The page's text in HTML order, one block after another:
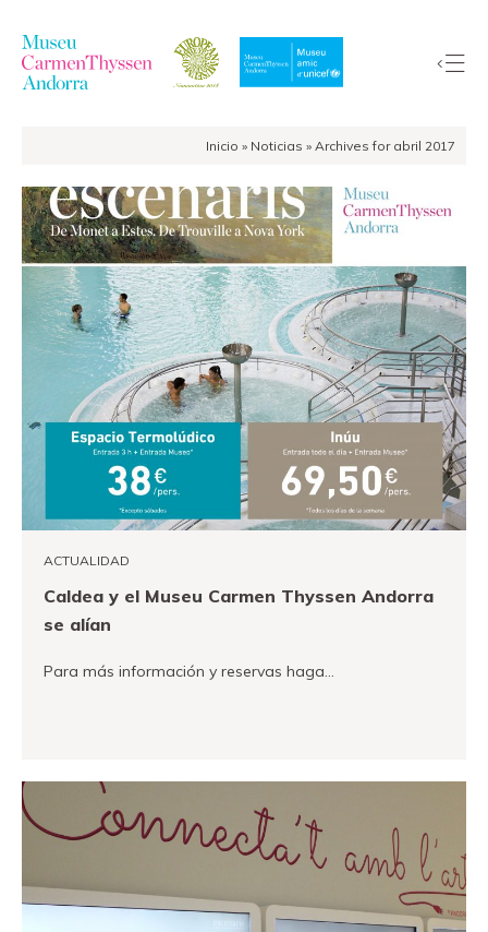
Inicio » Noticias » Archives for abril 2017
ACTUALIDAD
Caldea y el Museu Carmen Thyssen Andorra
se alían
Para más información y reservas haga…
Colección
El
Museo
Exposiciones
Visitas
EduCarmenThyssen
Actividades
Noticias
Tienda
Fundación
Museand
Amigos
del
museo
Contacto
English
Català
Entradas